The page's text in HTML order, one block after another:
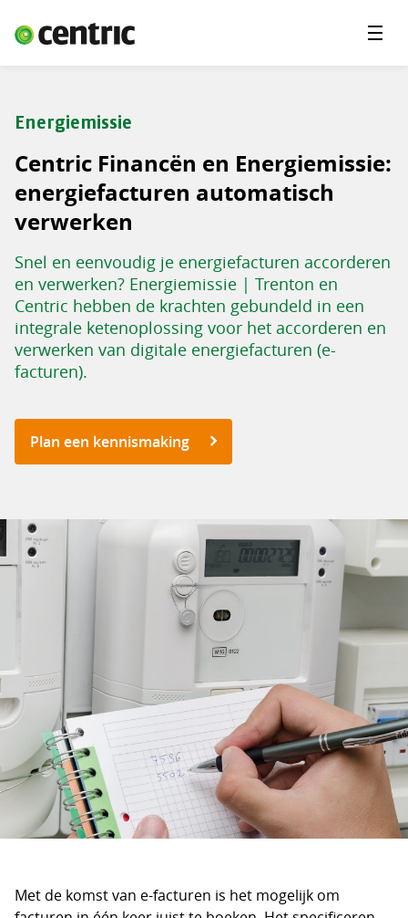
Oplossingen
Contact
Careers
Insights
Energiemissie
Centric Financën en Energiemissie:
energiefacturen automatisch
verwerken
Snel en eenvoudig je energiefacturen accorderen
en verwerken? Energiemissie | Trenton en
Centric hebben de krachten gebundeld in een
integrale ketenoplossing voor het accorderen en
verwerken van digitale energiefacturen (e-
facturen).
Plan een kennismaking
Met de komst van e-facturen is het mogelijk om